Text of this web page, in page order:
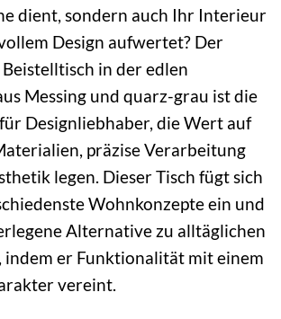
dient, sondern auch Ihr Interieur
Design aufwertet? Der
Beistelltisch in der edlen
Messing und quarz-grau ist die
Designliebhaber, die Wert auf
präzise Verarbeitung
legen. Dieser Tisch fügt sich
Wohnkonzepte ein und
Alternative zu alltäglichen
indem er Funktionalität mit einem
vereint.